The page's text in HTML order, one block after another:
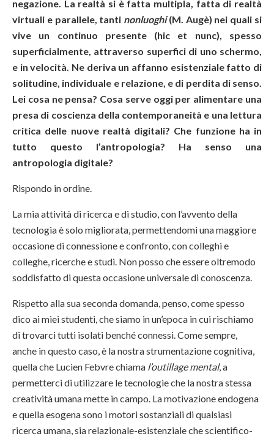
negazione. La realtà si è fatta multipla, fatta di realtà
virtuali e parallele, tanti nonluoghi(M. Augè) nei quali si
vive un continuo presente (hic et nunc), spesso
superficialmente, attraverso superfici di uno schermo,
e in velocità. Ne deriva un affanno esistenziale fatto di
solitudine, individuale e relazione, e di perdita di senso.
Lei cosa ne pensa? Cosa serve oggi per alimentare una
presa di coscienza della contemporaneità e una lettura
critica delle nuove realtà digitali? Che funzione ha in
tutto questo l’antropologia? Ha senso una
antropologia digitale?
Rispondo in ordine.
La mia attività di ricerca e di studio, con l’avvento della
tecnologia è solo migliorata, permettendomi una maggiore
occasione di connessione e confronto, con colleghi e
colleghe, ricerche e studi. Non posso che essere oltremodo
soddisfatto di questa occasione universale di conoscenza.
Rispetto alla sua seconda domanda, penso, come spesso
dico ai miei studenti, che siamo in un’epoca in cui rischiamo
di trovarci tutti isolati benché connessi. Come sempre,
anche in questo caso, è la nostra strumentazione cognitiva,
quella che Lucien Febvre chiama l’outillage mental, a
permetterci di utilizzare le tecnologie che la nostra stessa
creatività umana mette in campo. La motivazione endogena
e quella esogena sono i motori sostanziali di qualsiasi
ricerca umana, sia relazionale-esistenziale che scientifico-